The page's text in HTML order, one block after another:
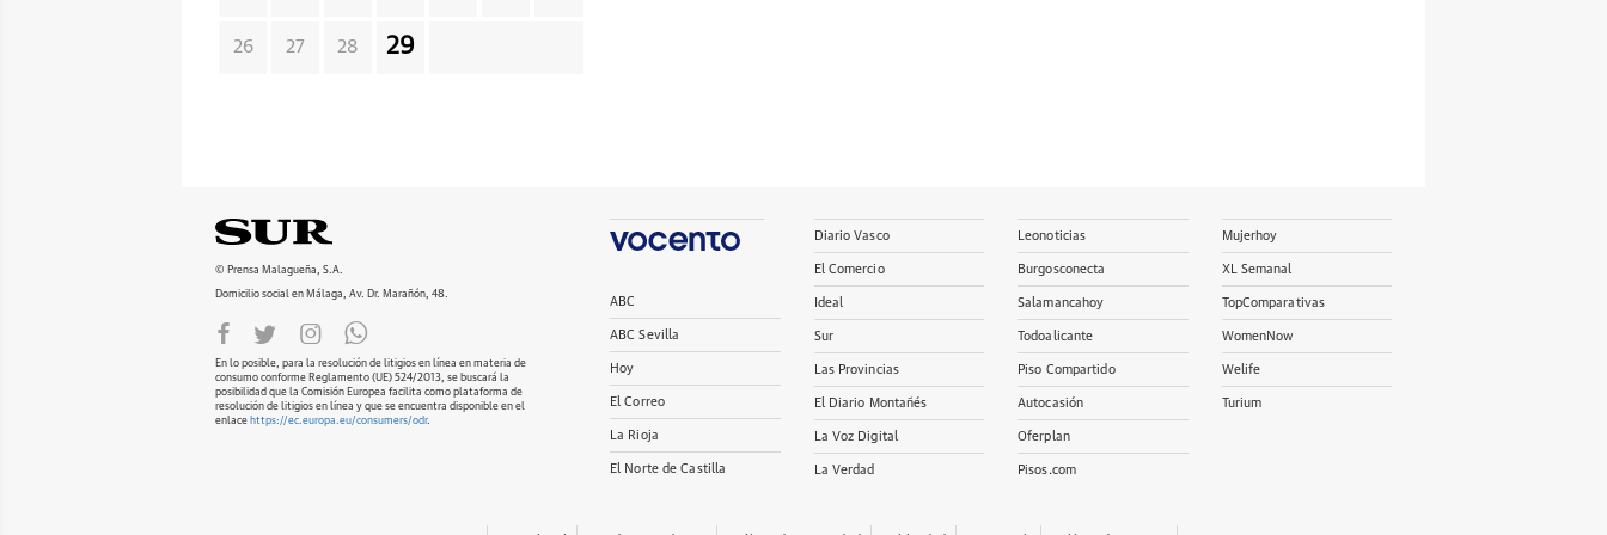
26 27 28 29
© Prensa Malagueña, S.A.
Domicilio social en Málaga, Av. Dr. Marañón, 48.
En lo posible, para la resolución de litigios en línea en materia de
consumo conforme Reglamento (UE) 524/2013, se buscará la
posibilidad que la Comisión Europea facilita como plataforma de
resolución de litigios en línea y que se encuentra disponible en el
enlace https://ec.europa.eu/consumers/odr.
ABC
ABC Sevilla
Hoy
El Correo
La Rioja
El Norte de Castilla
Diario Vasco
El Comercio
Ideal
Sur
Las Provincias
El Diario Montañés
La Voz Digital
La Verdad
Leonoticias
Burgosconecta
Salamancahoy
Todoalicante
Piso Compartido
Autocasión
Oferplan
Pisos.com
Mujerhoy
XL Semanal
TopComparativas
WomenNow
Welife
Turium